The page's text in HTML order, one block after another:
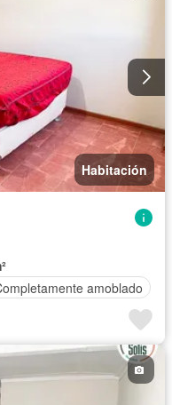
Habitación
amoblado